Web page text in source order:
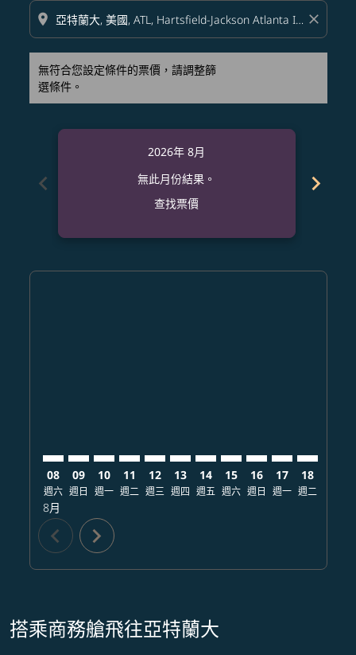
location_on close
無符合您設定條件的票價，請調整篩
選條件。
chevron_left
2026年 8月
無此月份結果。
查找票價
chevron_right
08
週六
8月
09
週日
10
週一
11
週二
12
週三
13
週四
14
週五
15
週六
16
週日
17
週一
18
週二
chevron_left chevron_right
搭乘商務艙飛往亞特蘭大